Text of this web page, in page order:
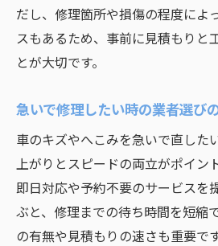
だし、修理箇所や損傷の程度によ
スもあるため、事前に見積もりと
とが大切です。
急いで修理したい時の業者選び
車のキズやへこみを急いで直した
上がりとスピードの両立がポイン
即日対応や予約不要のサービスを
ぶと、修理までの待ち時間を短縮
の有無や見積もりの速さも重要です